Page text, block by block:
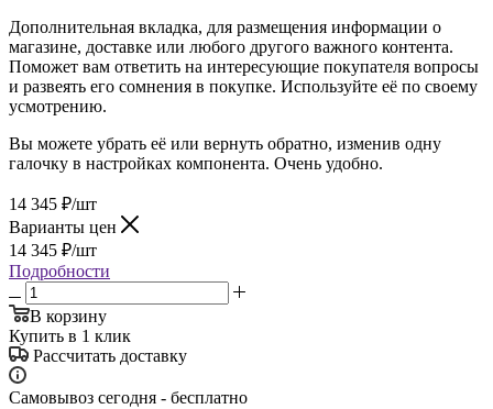
Дополнительная вкладка, для размещения информации о
магазине, доставке или любого другого важного контента.
Поможет вам ответить на интересующие покупателя вопросы
и развеять его сомнения в покупке. Используйте её по своему
усмотрению.
Вы можете убрать её или вернуть обратно, изменив одну
галочку в настройках компонента. Очень удобно.
14 345 ₽/шт
Варианты цен
14 345 ₽/шт
Подробности
В корзину
Купить в 1 клик
Рассчитать доставку
Самовывоз сегодня - бесплатно